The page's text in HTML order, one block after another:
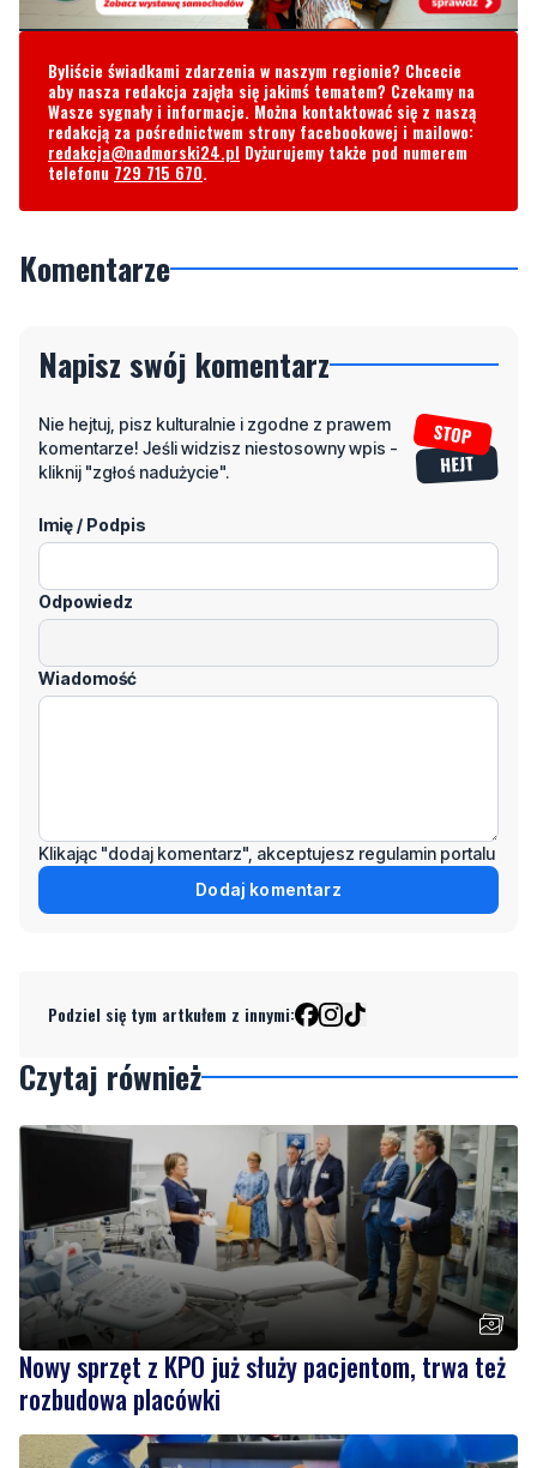
Byliście świadkami zdarzenia w naszym regionie? Chcecie
aby nasza redakcja zajęła się jakimś tematem? Czekamy na
redakcją za pośrednictwem strony facebookowej i mailowo:
telefonu
Komentarze
Napisz swój komentarz
komentarze! Jeśli widzisz niestosowny wpis -
kliknij "zgłoś nadużycie".
Imię / Podpis
Odpowiedz
Podziel się tym artkułem z innymi:
Czytaj również
Nowy sprzęt z KPO już służy pacjentom, trwa też